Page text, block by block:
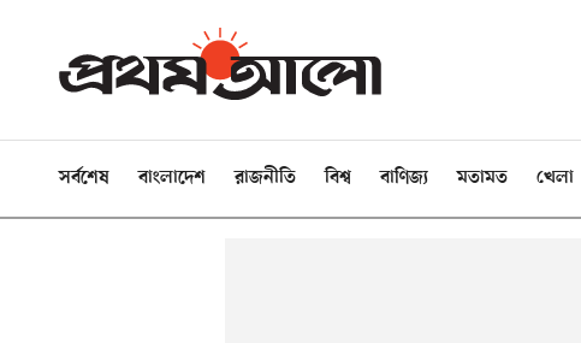
সর্বশেষ বাংলাদেশ রাজনীতি বিশ্ব বাণিজ্য মতামত খেলা